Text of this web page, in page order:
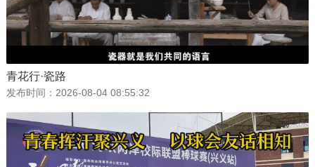
青花行·瓷路
发布时间： 2026-08-04 08:55:32